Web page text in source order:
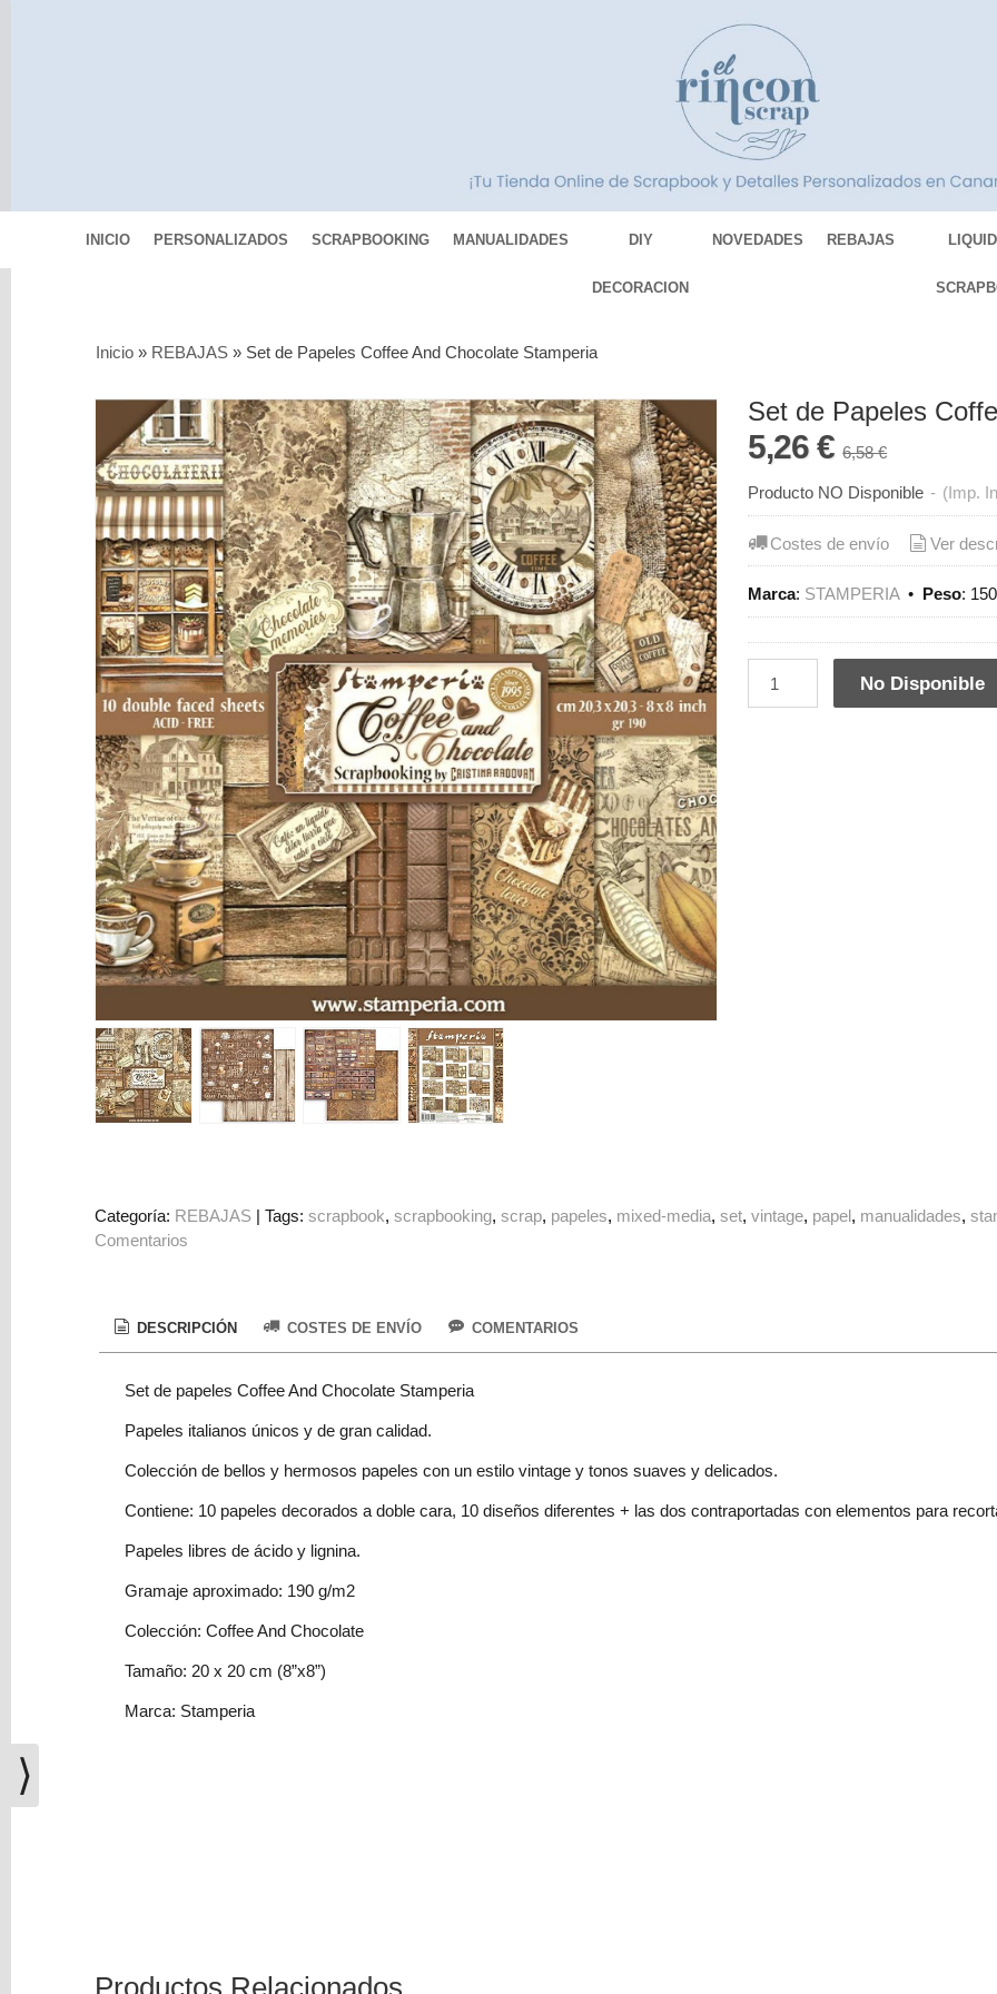
INICIO PERSONALIZADOS SCRAPBOOKING MANUALIDADES DIY
DECORACION
NOVEDADES REBAJAS
MEDIA
Pinturas
Mediums
Máquinas
Vinilos
REBAJAS
Novedades
NAVIDAD
Papelería
Herramientas
3D
Liquidación
Scrapbooking
Resinas
Tarjeta
Regalo
Figuras
DIY
DECORACION
Carrito
compra
Youtube
Inicio » REBAJAS » Set de Papeles Coffee And Chocolate Stamperia
Set de Papeles
5,26 €6,58 €
Producto NO Disponible - (Imp.
Costes de envío Ver
Marca: STAMPERIA• Peso:
No Disponible
Categoría: REBAJAS |Tags:scrapbook scrapbooking scrap papeles mixed-media set vintage papel manualidades
Comentarios
DESCRIPCIÓN COSTES DE ENVÍO COMENTARIOS
Set de papeles Coffee And Chocolate Stamperia
Papeles italianos únicos y de gran calidad.
Colección de bellos y hermosos papeles con un estilo vintage y tonos suaves y delicados.
Contiene: 10 papeles decorados a doble cara, 10 diseños diferentes + las dos contraportadas con elementos para
Papeles libres de ácido y lignina.
Gramaje aproximado: 190 g/m2
Colección: Coffee And Chocolate
Tamaño: 20 x 20 cm (8”x8”)
Marca: Stamperia
⟩